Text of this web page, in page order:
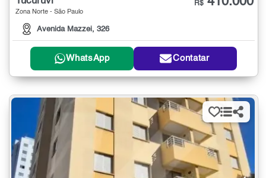
Zona Norte - São Paulo
Avenida Mazzei, 326
R$
WhatsApp Contatar